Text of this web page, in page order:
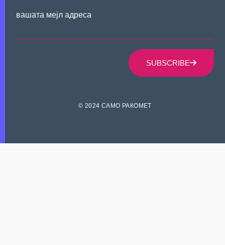
вашата мејл адреса
SUBSCRIBE
© 2024 САМО РАКОМЕТ